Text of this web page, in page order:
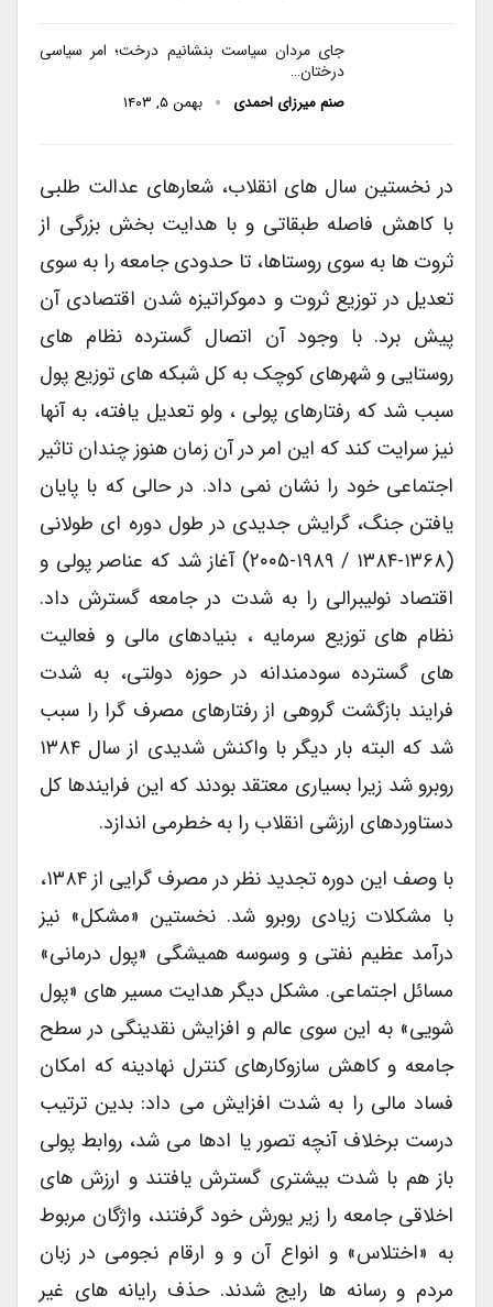
جای مردان سیاست بنشانیم درخت؛ امر سیاسی
درختان…
صنم میرزای احمدی بهمن ۵, ۱۴۰۳
در نخستین سال های انقلاب، شعارهای عدالت طلبی
با کاهش فاصله طبقاتی و با هدایت بخش بزرگی از
ثروت ها به سوی روستاها، تا حدودی جامعه را به سوی
تعدیل در توزیع ثروت و دموکراتیزه شدن اقتصادی آن
پیش برد. با وجود آن اتصال گسترده نظام های
روستایی و شهرهای کوچک به کل شبکه های توزیع پول
سبب شد که رفتارهای پولی ، ولو تعدیل یافته، به آنها
نیز سرایت کند که این امر در آن زمان هنوز چندان تاثیر
اجتماعی خود را نشان نمی داد. در حالی که با پایان
یافتن جنگ، گرایش جدیدی در طول دوره ای طولانی
(۱۳۶۸-۱۳۸۴ / ۱۹۸۹-۲۰۰۵) آغاز شد که عناصر پولی و
اقتصاد نولیبرالی را به شدت در جامعه گسترش داد.
نظام های توزیع سرمایه ، بنیادهای مالی و فعالیت
های گسترده سودمندانه در حوزه دولتی، به شدت
فرایند بازگشت گروهی از رفتارهای مصرف گرا را سبب
شد که البته بار دیگر با واکنش شدیدی از سال ۱۳۸۴
روبرو شد زیرا بسیاری معتقد بودند که این فرایندها کل
دستاوردهای ارزشی انقلاب را به خطرمی اندازد.
با وصف این دوره تجدید نظر در مصرف گرایی از ۱۳۸۴،
با مشکلات زیادی روبرو شد. نخستین «مشکل» نیز
درآمد عظیم نفتی و وسوسه همیشگی «پول درمانی»
مسائل اجتماعی. مشکل دیگر هدایت مسیر های «پول
شویی» به این سوی عالم و افزایش نقدینگی در سطح
جامعه و کاهش سازوکارهای کنترل نهادینه که امکان
فساد مالی را به شدت افزایش می داد: بدین ترتیب
درست برخلاف آنچه تصور یا ادها می شد، روابط پولی
باز هم با شدت بیشتری گسترش یافتند و ارزش های
اخلاقی جامعه را زیر یورش خود گرفتند، واژگان مربوط
به «اختلاس» و انواع آن و و ارقام نجومی در زبان
مردم و رسانه ها رایج شدند. حذف رایانه های غیر